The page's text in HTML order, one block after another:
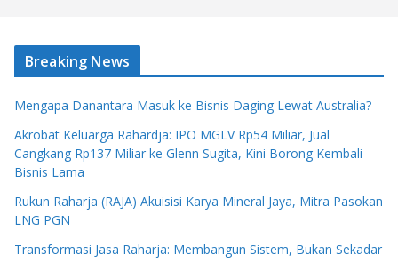
Breaking News
Mengapa Danantara Masuk ke Bisnis Daging Lewat Australia?
Akrobat Keluarga Rahardja: IPO MGLV Rp54 Miliar, Jual
Cangkang Rp137 Miliar ke Glenn Sugita, Kini Borong Kembali
Bisnis Lama
Rukun Raharja (RAJA) Akuisisi Karya Mineral Jaya, Mitra Pasokan
LNG PGN
Transformasi Jasa Raharja: Membangun Sistem, Bukan Sekadar